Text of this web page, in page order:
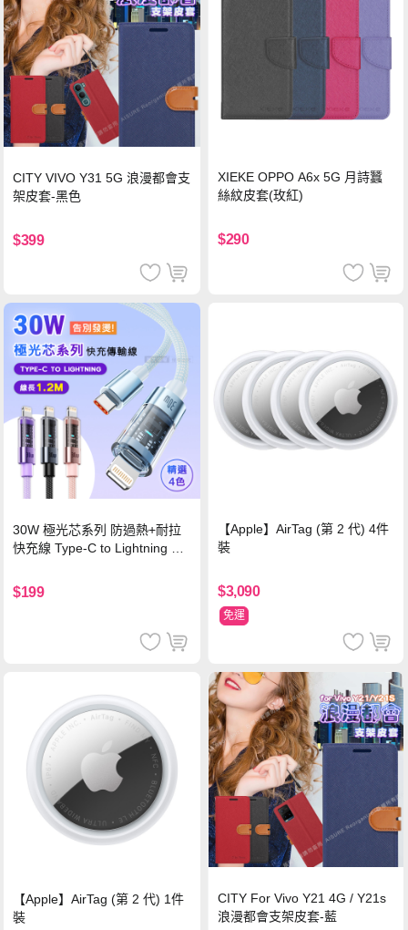
CITY VIVO Y31 5G 浪漫都會支
架皮套-黑色
$399
XIEKE OPPO A6x 5G 月詩蠶
絲紋皮套(玫紅)
$290
30W 極光芯系列 防過熱+耐拉
快充線 Type-C to Lightning 傳
$199
【Apple】AirTag (第 2 代) 4件
裝
$3,090
免運
【Apple】AirTag (第 2 代) 1件
裝
CITY For Vivo Y21 4G / Y21s
浪漫都會支架皮套-藍